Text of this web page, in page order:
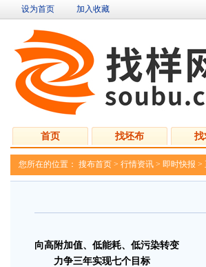
设为首页 加入收藏
首页 找坯布 找
您所在的位置： 搜布首页 > 行情资讯 > 即时快报 >
向高附加值、低能耗、低污染转变
力争三年实现七个目标